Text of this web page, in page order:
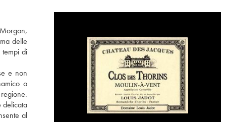
delle
di
e non
o
delicata
al